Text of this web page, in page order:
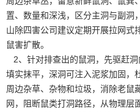
置、数量和深浅，区分主洞与副洞
山除四害公司建议定期开展拉网式
鼠害扩散。
2、针对排查出的鼠洞，先驱赶
填实抹平，深洞可注入泥浆加固 ，
周边杂草、杂物和垃圾，消除老鼠
网，阻断鼠类打洞路径，从物理层